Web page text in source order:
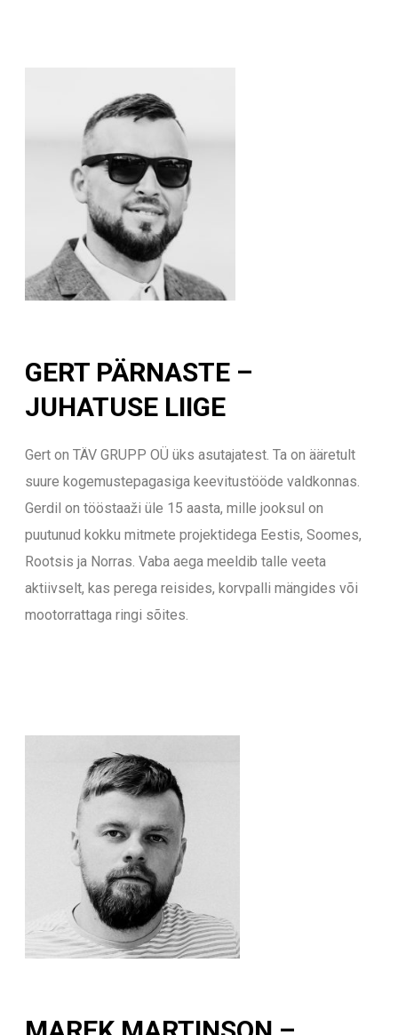
GERT PÄRNASTE –
JUHATUSE LIIGE
Gert on TÄV GRUPP OÜ üks asutajatest. Ta on ääretult
suure kogemustepagasiga keevitustööde valdkonnas.
Gerdil on tööstaaži üle 15 aasta, mille jooksul on
puutunud kokku mitmete projektidega Eestis, Soomes,
Rootsis ja Norras. Vaba aega meeldib talle veeta
aktiivselt, kas perega reisides, korvpalli mängides või
mootorrattaga ringi sõites.